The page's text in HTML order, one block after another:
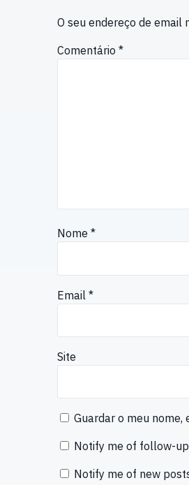
O seu endereço de email
Comentário *
Nome *
Email *
Site
Guardar o meu nome,
Notify me of follow-
Notify me of new